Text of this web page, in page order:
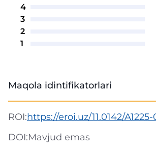
4
3
2
1
Maqola idintifikatorlari
ROI:https://eroi.uz/11.0142/A1225-
DOI:Mavjud emas